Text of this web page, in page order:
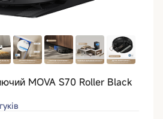
MOVA S70 Roller Black